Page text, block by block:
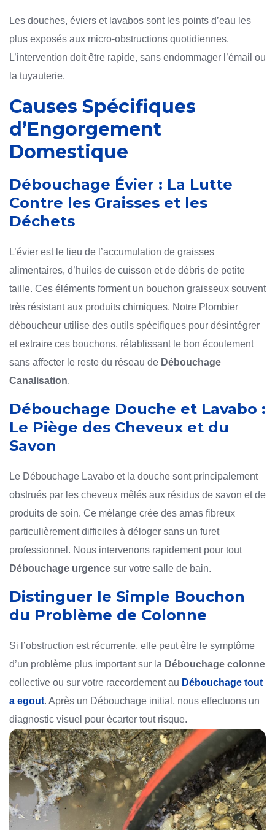
Les douches, éviers et lavabos sont les points d’eau les
plus exposés aux micro-obstructions quotidiennes.
L’intervention doit être rapide, sans endommager l’émail ou
la tuyauterie.
Causes Spécifiques
d’Engorgement
Domestique
Débouchage Évier : La Lutte
Contre les Graisses et les
Déchets
L’évier est le lieu de l’accumulation de graisses
alimentaires, d’huiles de cuisson et de débris de petite
taille. Ces éléments forment un bouchon graisseux souvent
très résistant aux produits chimiques. Notre Plombier
déboucheur utilise des outils spécifiques pour désintégrer
et extraire ces bouchons, rétablissant le bon écoulement
sans affecter le reste du réseau de Débouchage
Canalisation.
Débouchage Douche et Lavabo :
Le Piège des Cheveux et du
Savon
Le Débouchage Lavabo et la douche sont principalement
obstrués par les cheveux mêlés aux résidus de savon et de
produits de soin. Ce mélange crée des amas fibreux
particulièrement difficiles à déloger sans un furet
professionnel. Nous intervenons rapidement pour tout
Débouchage urgence sur votre salle de bain.
Distinguer le Simple Bouchon
du Problème de Colonne
Si l’obstruction est récurrente, elle peut être le symptôme
d’un problème plus important sur la Débouchage colonne
collective ou sur votre raccordement au Débouchage tout
a egout. Après un Débouchage initial, nous effectuons un
diagnostic visuel pour écarter tout risque.